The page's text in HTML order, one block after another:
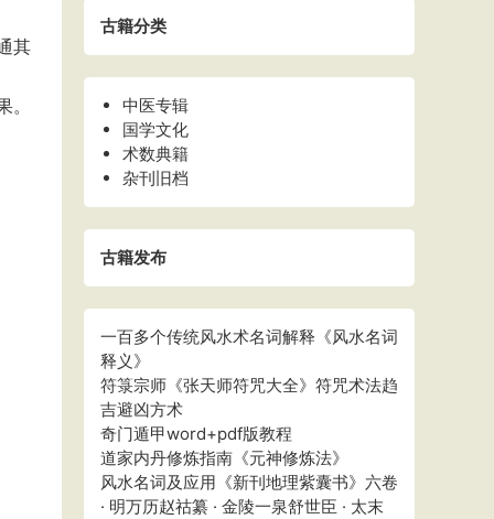
其
古籍分类
中医专辑
国学文化
术数典籍
杂刊旧档
古籍发布
一百多个传统风水术名词解释《风水名词
释义》
符箓宗师《张天师符咒大全》符咒术法趋
吉避凶方术
奇门遁甲word+pdf版教程
道家内丹修炼指南《元神修炼法》
风水名词及应用《新刊地理紫囊书》六卷
· 明万历赵祜纂 · 金陵一泉舒世臣 · 太末